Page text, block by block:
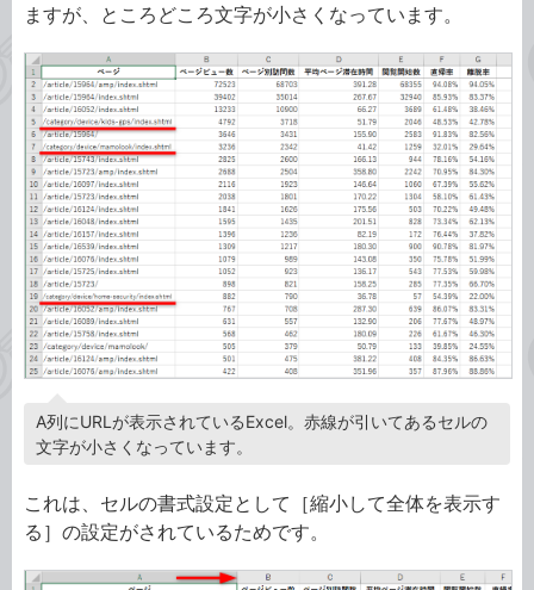
ますが、ところどころ文字が小さくなっています。
A列にURLが表示されているExcel。赤線が引いてあるセルの
文字が小さくなっています。
これは、セルの書式設定として［縮小して全体を表示す
る］の設定がされているためです。